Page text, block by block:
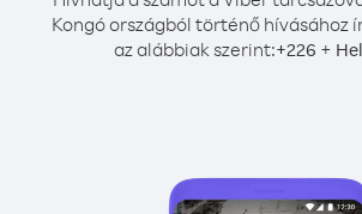
Kongó országból történő hívásához
az alábbiak szerint:+226 +